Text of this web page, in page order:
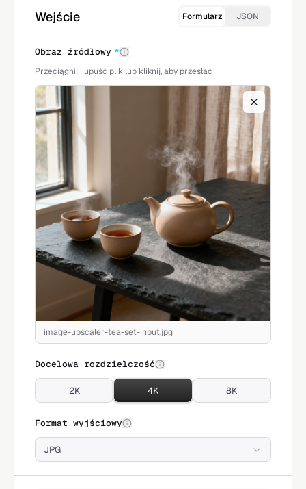
Wejście Formularz JSON
Obraz źródłowy *
Przeciągnij i upuść plik lub kliknij, aby przesłać
image-upscaler-tea-set-input.jpg
Docelowa rozdzielczość
2K 4K 8K
Format wyjściowy
JPG